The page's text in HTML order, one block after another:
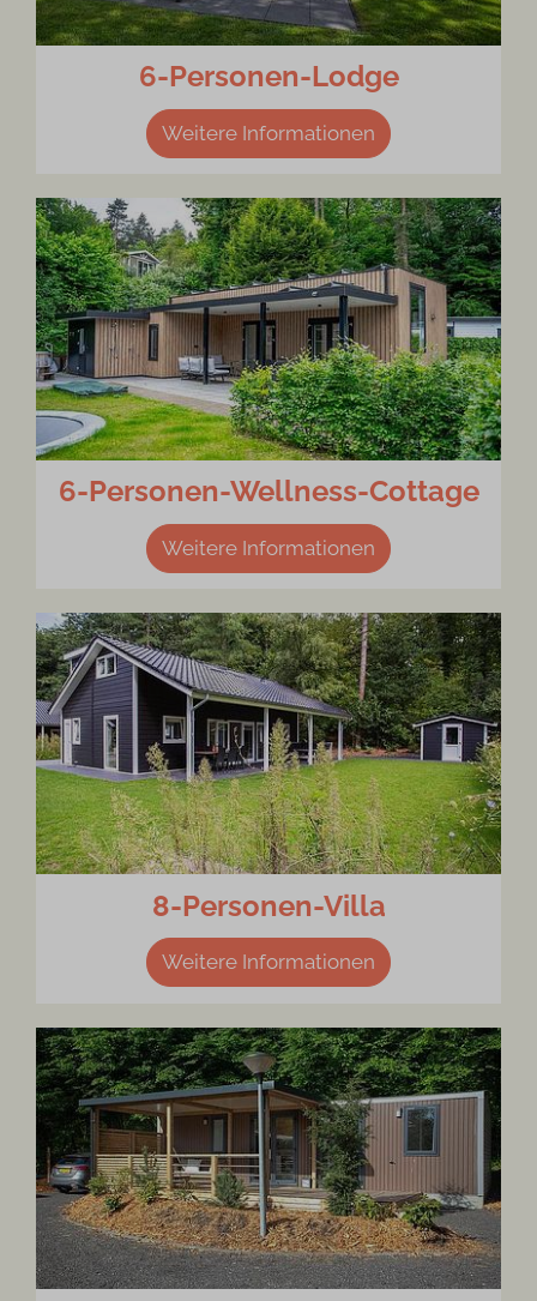
6-Personen-Lodge
Weitere Informationen
6-Personen-Wellness-Cottage
Weitere Informationen
8-Personen-Villa
Weitere Informationen